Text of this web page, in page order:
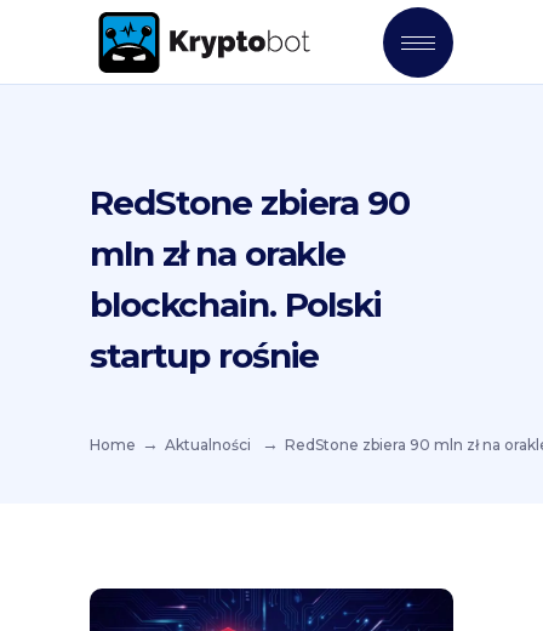
RedStone zbiera 90
mln zł na orakle
blockchain. Polski
startup rośnie
Home Aktualności RedStone zbiera 90 mln zł na